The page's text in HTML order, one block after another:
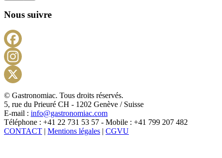
Nous suivre
X
© Gastronomiac. Tous droits réservés.
5, rue du Prieuré CH - 1202 Genève / Suisse
E-mail : info@gastronomiac.com
Téléphone : +41 22 731 53 57 - Mobile : +41 799 207 482
CONTACT | Mentions légales | CGVU